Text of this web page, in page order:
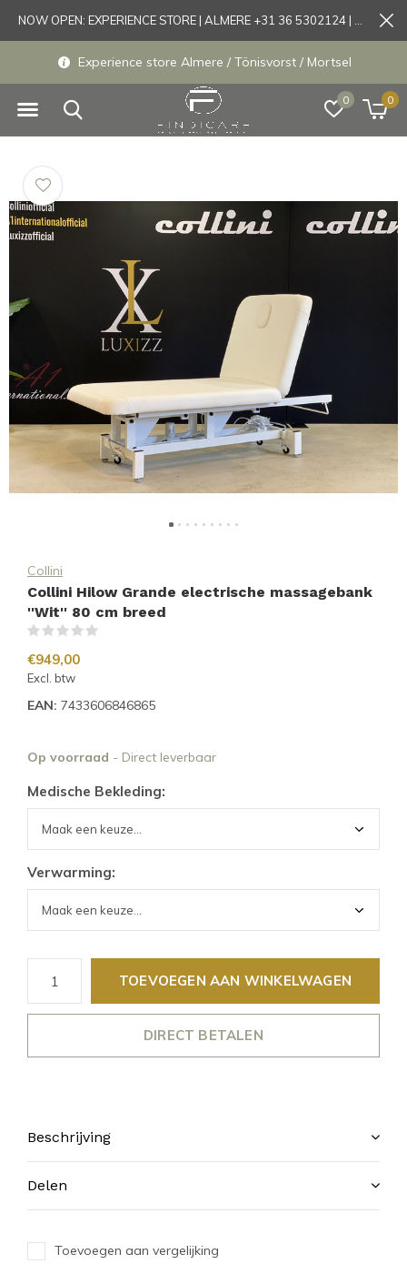
0 0
Experience store Almere / Tönisvorst / Mortsel
Collini
Collini Hilow Grande electrische massagebank
''Wit'' 80 cm breed
€949,00
Excl. btw
EAN: 7433606846865
Op voorraad - Direct leverbaar
Medische Bekleding:
Verwarming:
TOEVOEGEN AAN WINKELWAGEN
DIRECT BETALEN
Beschrijving
Delen
Toevoegen aan vergelijking